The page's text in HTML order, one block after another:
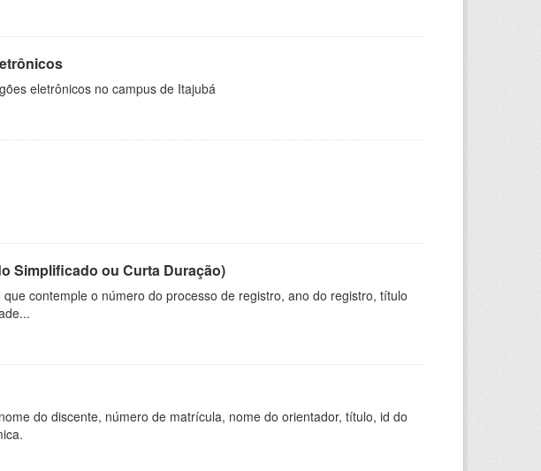
eletrônicos no campus de Itajubá
Simplificado ou Curta Duração)
contemple o número do processo de registro, ano do registro, título
do discente, número de matrícula, nome do orientador, título, id do